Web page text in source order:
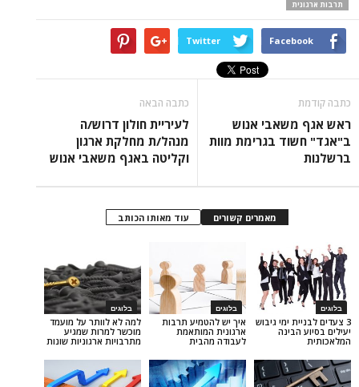
Twitter
אנוש
בגרימת מוות
לעיריית חולון דרוש/ה
מנהל/ת מחלקת ארגון
וקליטה באגף משאבי אנוש
עוד מאותו הכותב
בלוגים
למה לא לוותר על מועמד
מוכשר למרות שמגיע
מתרבויות ארגוניות שונות
איך יש להטמיע תרבות
ארגונית המותאמת
לעבודה מהבית
ימי גיבוש